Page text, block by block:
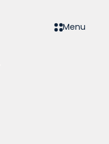
Menu